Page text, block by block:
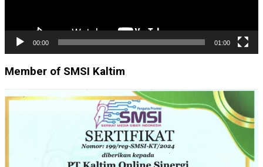
00:00 01:00
Member of SMSI Kaltim